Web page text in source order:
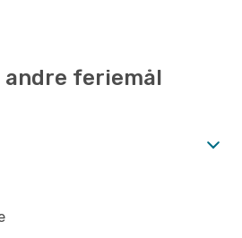
andre feriemål